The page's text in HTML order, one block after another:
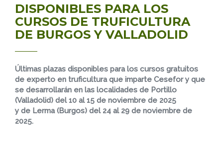
DISPONIBLES PARA LOS
CURSOS DE TRUFICULTURA
DE BURGOS Y VALLADOLID
Últimas plazas disponibles para los cursos gratuitos
de experto en truficultura que imparte Cesefor y que
se desarrollarán en las localidades de Portillo
(Valladolid) del 10 al 15 de noviembre de 2025
y de Lerma (Burgos) del 24 al 29 de noviembre de
2025.